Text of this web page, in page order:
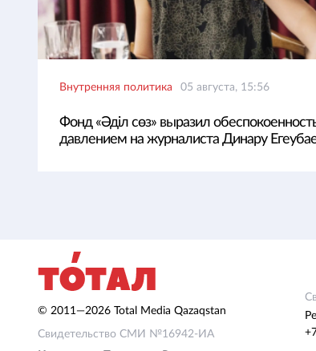
Внутренняя политика 05 августа, 15:56
Фонд «Әділ сөз» выразил
давлением на журналиста Динару
© 2011—2026 Total Media Qazaqstan
Свидетельство СМИ №16942-ИА